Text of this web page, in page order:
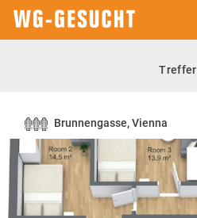
Treffer
Brunnengasse, Vienna